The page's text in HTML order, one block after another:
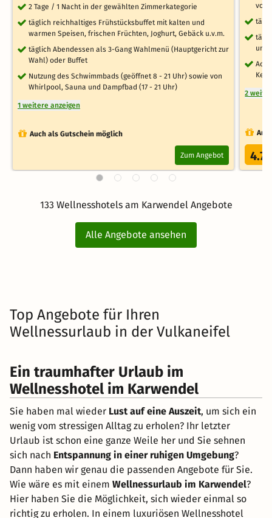
2 Tage / 1 Nacht in der gewählten Zimmerkategorie
täglich reichhaltiges Frühstücksbuffet mit kalten und
warmen Speisen, frischen Früchten, Joghurt, Gebäck u.v.m.
täglich Abendessen als 3-Gang Wahlmenü (Hauptgericht zur
Wahl) oder Buffet
Nutzung des Schwimmbads (geöffnet 8 - 21 Uhr) sowie von
Whirlpool, Sauna und Dampfbad (17 - 21 Uhr)
1 weitere anzeigen
Auch als Gutschein möglich
Zum Angebot
von
und
2
4.7
133 Wellnesshotels am Karwendel Angebote
Alle Angebote ansehen
Top Angebote für Ihren
Wellnessurlaub in der Vulkaneifel
Ein traumhafter Urlaub im
Wellnesshotel im Karwendel
Sie haben mal wieder Lust auf eine Auszeit, um sich ein
wenig vom stressigen Alltag zu erholen? Ihr letzter
Urlaub ist schon eine ganze Weile her und Sie sehnen
sich nach Entspannung in einer ruhigen Umgebung?
Dann haben wir genau die passenden Angebote für Sie.
Wie wäre es mit einem Wellnessurlaub im Karwendel?
Hier haben Sie die Möglichkeit, sich wieder einmal so
richtig zu erholen. In einem luxuriösen Wellnesshotel